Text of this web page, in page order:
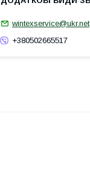
wintexservice@ukr.net
+380502665517